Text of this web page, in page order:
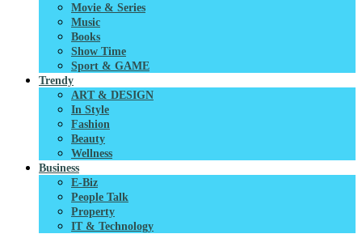
Movie & Series
Music
Books
Show Time
Sport & GAME
Trendy
ART & DESIGN
In Style
Fashion
Beauty
Wellness
Business
E-Biz
People Talk
Property
IT & Technology